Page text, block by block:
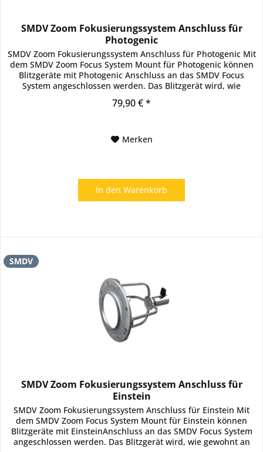
SMDV Zoom Fokusierungssystem Anschluss für
Photogenic
SMDV Zoom Fokusierungssystem Anschluss für Photogenic Mit
dem SMDV Zoom Focus System Mount für Photogenic können
Blitzgeräte mit Photogenic Anschluss an das SMDV Focus
System angeschlossen werden. Das Blitzgerät wird, wie
79,90 € *
Merken
In den Warenkorb
SMDV
SMDV Zoom Fokusierungssystem Anschluss für
Einstein
SMDV Zoom Fokusierungssystem Anschluss für Einstein Mit
dem SMDV Zoom Focus System Mount für Einstein können
Blitzgeräte mit EinsteinAnschluss an das SMDV Focus System
angeschlossen werden. Das Blitzgerät wird, wie gewohnt an